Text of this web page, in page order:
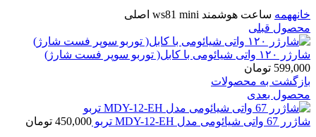
خانههمه ساعت هوشمند ws81 mini اصلی
محصول قبلی
شارژر ۱۲۰ واتی شیائومی با کابل( توربو سوپر فست شارژ)
599,000 تومان
بازگشت به محصولات
محصول بعدی
شاژرر 67 واتی شیائومی مدل MDY-12-EH تربو 450,000 تومان